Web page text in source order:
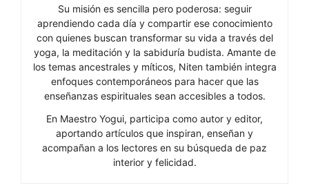
Su misión es sencilla pero poderosa: seguir
aprendiendo cada día y compartir ese conocimiento
con quienes buscan transformar su vida a través del
yoga, la meditación y la sabiduría budista. Amante de
los temas ancestrales y míticos, Niten también integra
enfoques contemporáneos para hacer que las
enseñanzas espirituales sean accesibles a todos.
En Maestro Yogui, participa como autor y editor,
aportando artículos que inspiran, enseñan y
acompañan a los lectores en su búsqueda de paz
interior y felicidad.